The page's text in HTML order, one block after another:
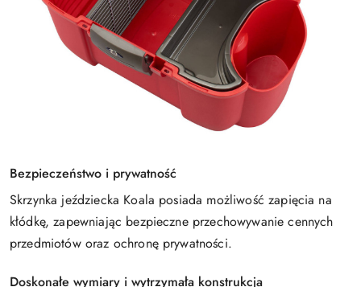
Bezpieczeństwo i prywatność
Skrzynka jeździecka Koala posiada możliwość zapięcia na
kłódkę, zapewniając bezpieczne przechowywanie cennych
przedmiotów oraz ochronę prywatności.
Doskonałe wymiary i wytrzymała konstrukcja